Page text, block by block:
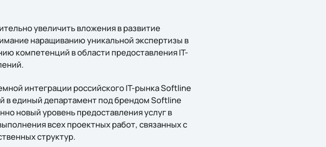
увеличить вложения в развитие
наращиванию уникальной экспертизы в
компетенций в области предоставления IT-
интеграции российского IT-рынка Softline
в единый департамент под брендом Softline
новый уровень предоставления услуг в
всех проектных работ, связанных с
структур.